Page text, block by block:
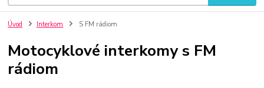
Úvod Interkom S FM rádiom
Motocyklové interkomy s FM
rádiom